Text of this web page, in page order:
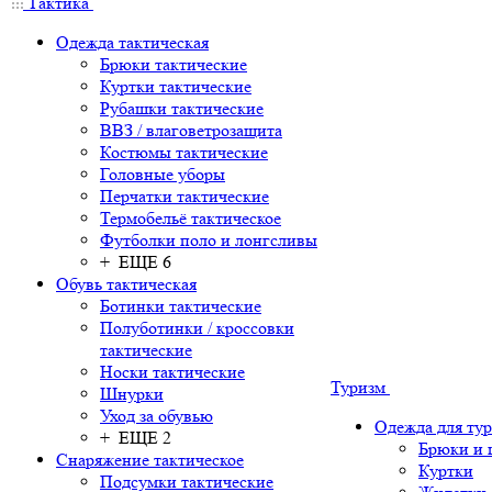
Одежда тактическая
Брюки тактические
Куртки тактические
Рубашки тактические
ВВЗ / влаговетрозащита
Костюмы тактические
Головные уборы
Перчатки тактические
Термобельё тактическое
Футболки поло и лонгсливы
+ ЕЩЕ 6
Обувь тактическая
Ботинки тактические
Полуботинки / кроссовки
тактические
Носки тактические
Шнурки
Уход за обувью
+ ЕЩЕ 2
Снаряжение тактическое
Подсумки тактические
Туризм
Одежда для
Брюки и
Куртки